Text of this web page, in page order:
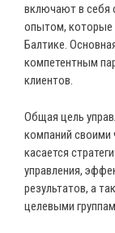
включают в себя
опытом, которые
Балтике.
компетентным
клиентов.
Общая цель
компаний
касается
управления,
результатов, а
целевыми